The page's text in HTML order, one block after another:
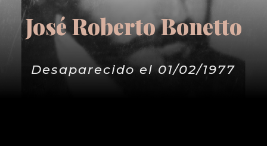
José Roberto Bonetto
Desaparecido el 01/02/1977